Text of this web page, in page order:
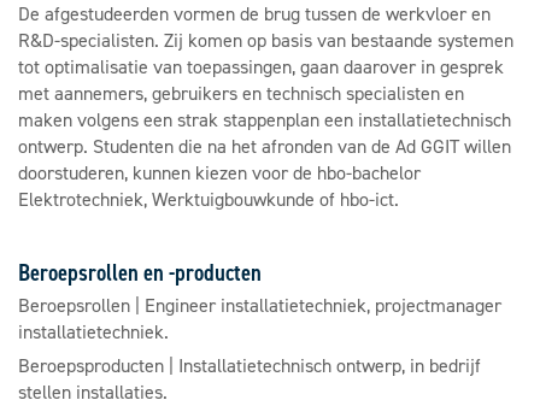
De afgestudeerden vormen de brug tussen de werkvloer en
R&D-specialisten. Zij komen op basis van bestaande systemen
tot optimalisatie van toepassingen, gaan daarover in gesprek
met aannemers, gebruikers en technisch specialisten en
maken volgens een strak stappenplan een installatietechnisch
ontwerp. Studenten die na het afronden van de Ad GGIT willen
doorstuderen, kunnen kiezen voor de hbo-bachelor
Elektrotechniek, Werktuigbouwkunde of hbo-ict.
Beroepsrollen en -producten
Beroepsrollen | Engineer installatietechniek, projectmanager
installatietechniek.
Beroepsproducten | Installatietechnisch ontwerp, in bedrijf
stellen installaties.